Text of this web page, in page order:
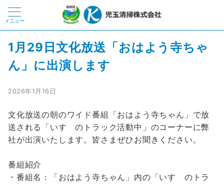
メニュー
1月29日文化放送「おはよう寺ちゃ
ん」に出演します
2026年1月16日
文化放送の朝のワイド番組「おはよう寺ちゃん」で放
送される「いすゞのトラック活動中」のコーナーに弊
社が出演いたします。皆さまぜひお聞きください。
番組紹介
・番組名：「おはよう寺ちゃん」内の「いすゞのトラ